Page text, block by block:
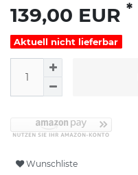
139,00 EUR *
Aktuell nicht lieferbar
Wunschliste